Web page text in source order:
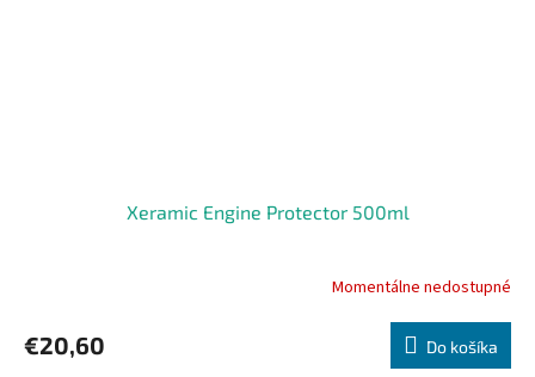
Xeramic Engine Protector 500ml
Momentálne nedostupné
€20,60 Do košíka